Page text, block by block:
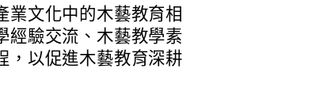
業文化中的木藝教育相
經驗交流、木藝教學素
，以促進木藝教育深耕